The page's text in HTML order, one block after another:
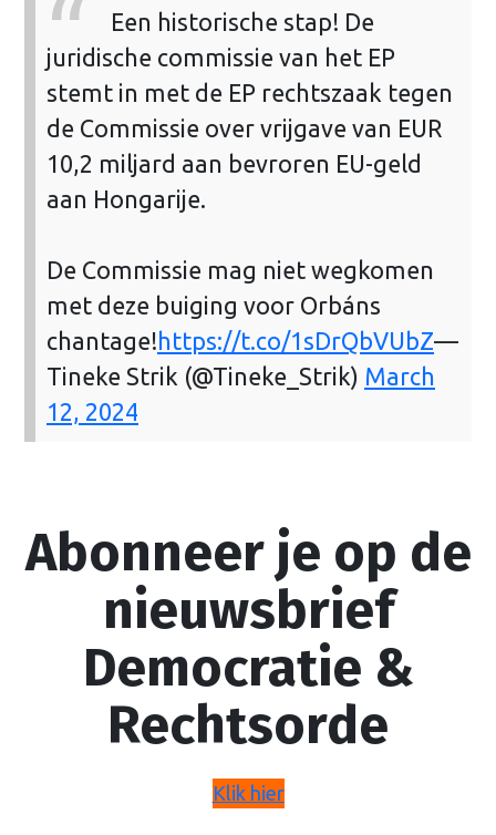
Een historische stap! De
juridische commissie van het EP
stemt in met de EP rechtszaak tegen
de Commissie over vrijgave van EUR
10,2 miljard aan bevroren EU-geld
aan Hongarije.
De Commissie mag niet wegkomen
met deze buiging voor Orbáns
chantage! https://t.co/1sDrQbVUbZ—
Tineke Strik (@Tineke_Strik) March
12, 2024
Abonneer je op de
nieuwsbrief
Democratie &
Rechtsorde
Klik hier